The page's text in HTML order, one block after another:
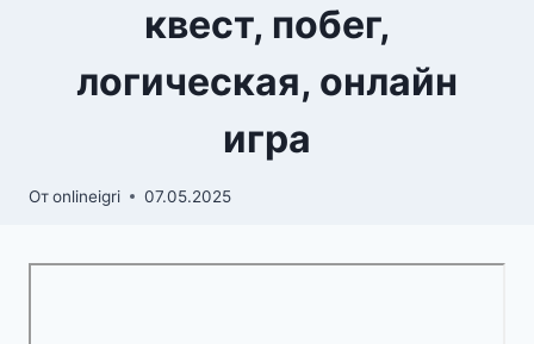
квест, побег,
логическая, онлайн
игра
Отonlineigri 07.05.2025